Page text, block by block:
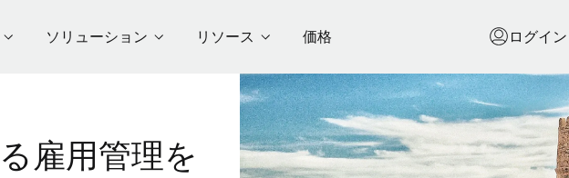
ソリューション リソース 価格 ログイン
雇用管理を